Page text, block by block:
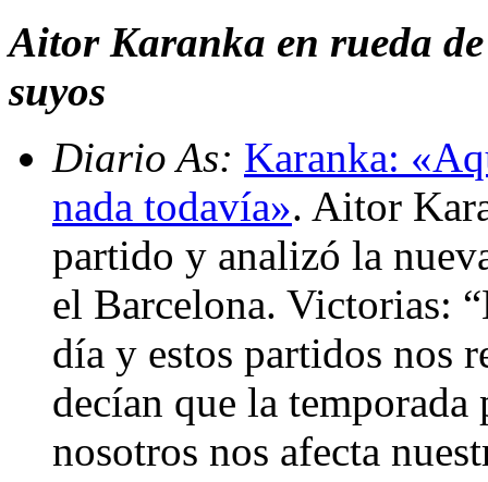
Aitor Karanka en rueda
suyos
Diario As: Karanka:
nada todavía». Aitor
partido y analizó la
el Barcelona. Victorias:
día y estos partidos nos
decían que la temporada
nosotros nos afecta